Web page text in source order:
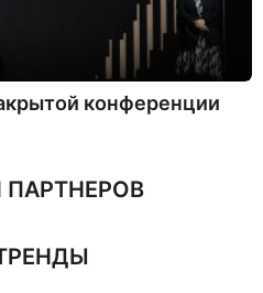
конференции